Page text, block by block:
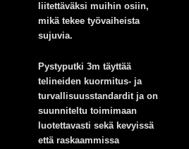
liitettäväksi muihin osiin,
mikä tekee työvaiheista
sujuvia.
Pystyputki 3m täyttää
telineiden kuormitus- ja
turvallisuusstandardit ja on
suunniteltu toimimaan
luotettavasti sekä kevyissä
että raskaammissa